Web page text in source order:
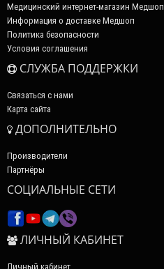
Медицинский интернет-магазин Медшоп
Информация о доставке Медшоп
Политика безопасности
Условия соглашения
СЛУЖБА ПОДДЕРЖКИ
Связаться с нами
Карта сайта
ДОПОЛНИТЕЛЬНО
Производители
Партнёры
СОЦИАЛЬНЫЕ СЕТИ
ЛИЧНЫЙ КАБИНЕТ